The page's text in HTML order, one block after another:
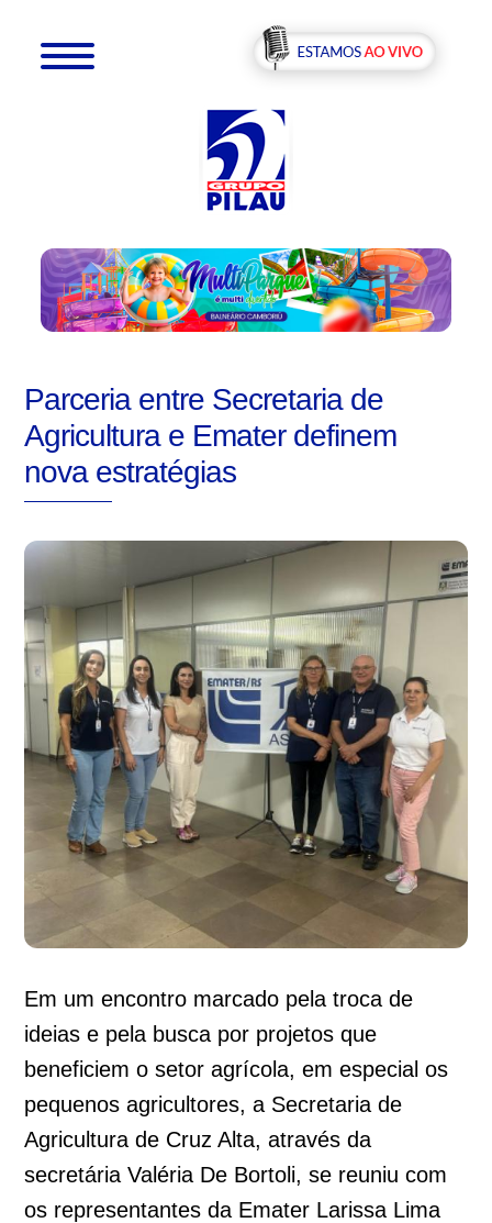
Parceria entre Secretaria de
Agricultura e Emater definem
nova estratégias
Em um encontro marcado pela troca de
ideias e pela busca por projetos que
beneficiem o setor agrícola, em especial os
pequenos agricultores, a Secretaria de
Agricultura de Cruz Alta, através da
secretária Valéria De Bortoli, se reuniu com
os representantes da Emater Larissa Lima